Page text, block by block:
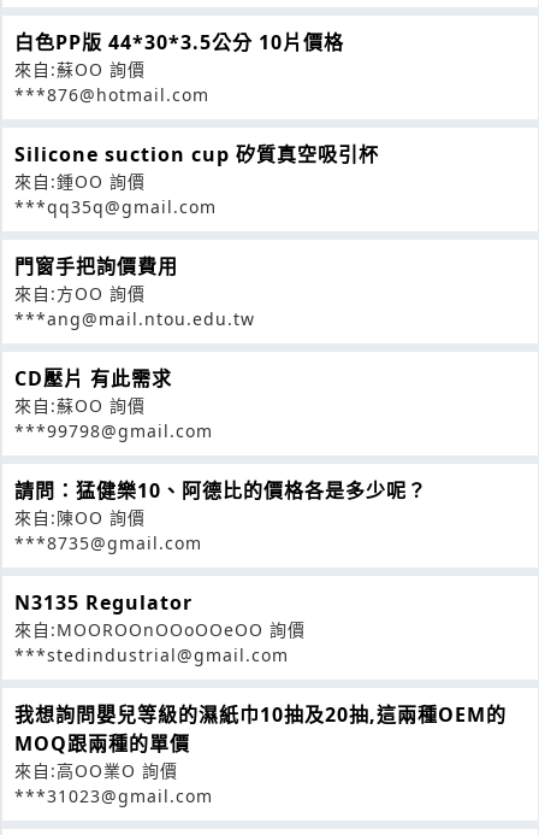
白色PP版 44*30*3.5公分 10片價格
來自:蘇OO 詢價
***876@hotmail.com
Silicone suction cup 矽質真空吸引杯
來自:鍾OO 詢價
***qq35q@gmail.com
門窗手把詢價費用
來自:方OO 詢價
***ang@mail.ntou.edu.tw
CD壓片 有此需求
來自:蘇OO 詢價
***99798@gmail.com
請問：猛健樂10、阿德比的價格各是多少呢？
來自:陳OO 詢價
***8735@gmail.com
N3135 Regulator
來自:MOOROOnOOoOOeOO 詢價
***stedindustrial@gmail.com
我想詢問嬰兒等級的濕紙巾10抽及20抽,這兩種OEM的
MOQ跟兩種的單價
來自:高OO業O 詢價
***31023@gmail.com